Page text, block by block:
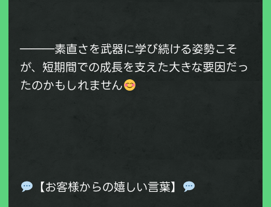
―――素直さを武器に学び続ける姿勢こそ
が、短期間での成長を支えた大きな要因だっ
たのかもしれません
【お客様からの嬉しい言葉】